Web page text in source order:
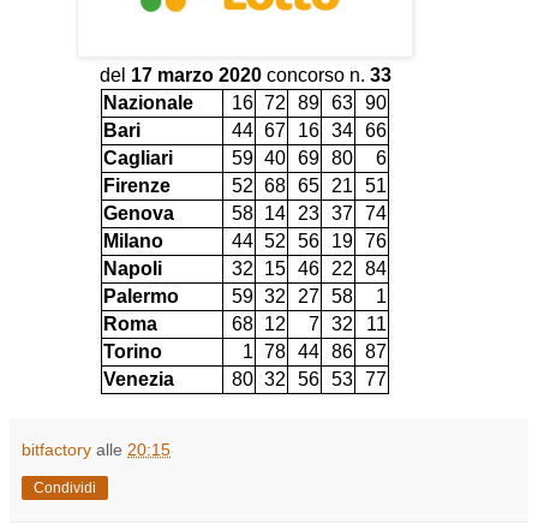
del 17 marzo 2020concorso n. 33
Nazionale
16 72 89 63 90
Bari
44 67 16 34 66
Cagliari
59 40 69 80
6
Firenze
52 68 65 21
51
Genova
58 14 23 37 74
Milano
44 52 56 19 76
Napoli
32 15 46 22
84
Palermo
59 32 27 58
1
Roma
68 12 7 32
11
Torino
1 78 44 86 87
Venezia
80 32 56 53 77
bitfactory alle 20:15
Condividi